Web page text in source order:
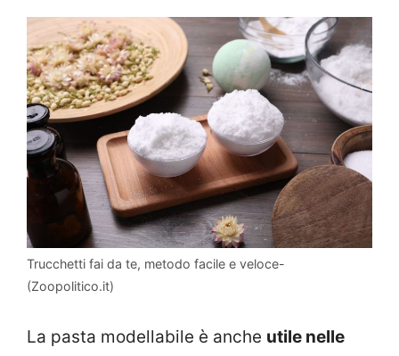
Trucchetti fai da te, metodo facile e veloce-
(Zoopolitico.it)
La pasta modellabile è anche utile nelle